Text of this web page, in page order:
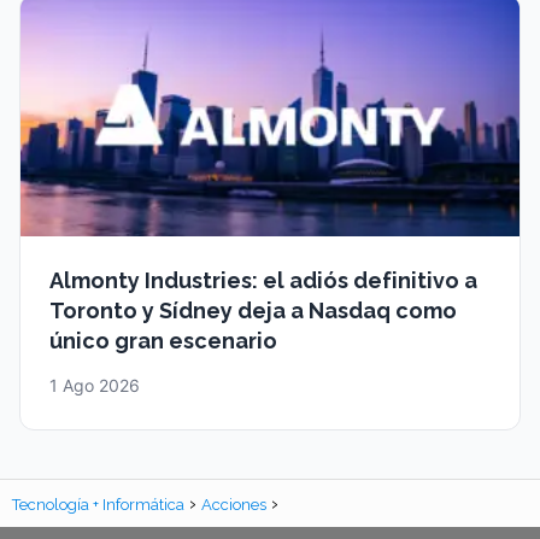
Almonty Industries: el adiós definitivo a
Toronto y Sídney deja a Nasdaq como
único gran escenario
1 Ago 2026
Tecnología + Informática Acciones